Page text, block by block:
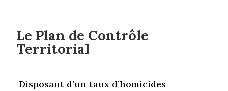
Le Plan de Contrôle
Territorial
Disposant d’un taux d’homicides